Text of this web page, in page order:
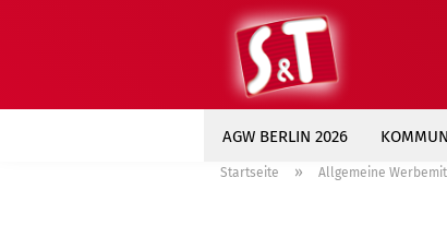
AGW BERLIN 2026
Startseite » Allgemeine